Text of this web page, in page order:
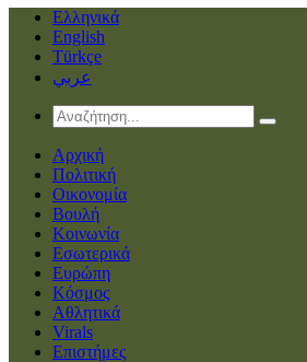
Ελληνικά
English
Türkçe
عربي
Αρχική
Πολιτική
Οικονομία
Βουλή
Κοινωνία
Εσωτερικά
Ευρώπη
Κόσμος
Αθλητικά
Virals
Επιστήμες